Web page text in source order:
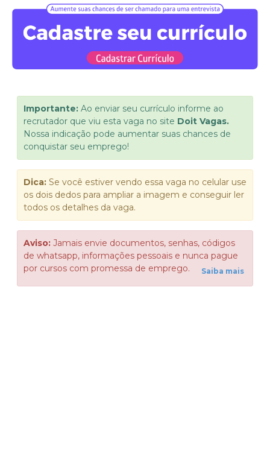
Importante: Ao enviar seu currículo informe ao
recrutador que viu esta vaga no site Doit Vagas.
Nossa indicação pode aumentar suas chances de
conquistar seu emprego!
Dica: Se você estiver vendo essa vaga no celular use
os dois dedos para ampliar a imagem e conseguir ler
todos os detalhes da vaga.
Aviso: Jamais envie documentos, senhas, códigos
de whatsapp, informações pessoais e nunca pague
por cursos com promessa de emprego.
Saiba mais